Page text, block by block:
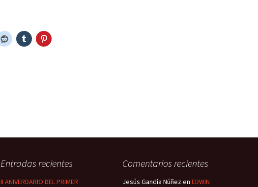
Entradas recientes
II ANIVERDARIO DEL PRIMER
Comentarios recientes
Jesús Gandía Núñezen EDWIN